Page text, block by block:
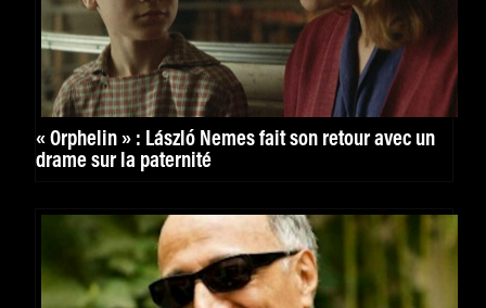
« Orphelin » : László Nemes fait son retour avec un
drame sur la paternité